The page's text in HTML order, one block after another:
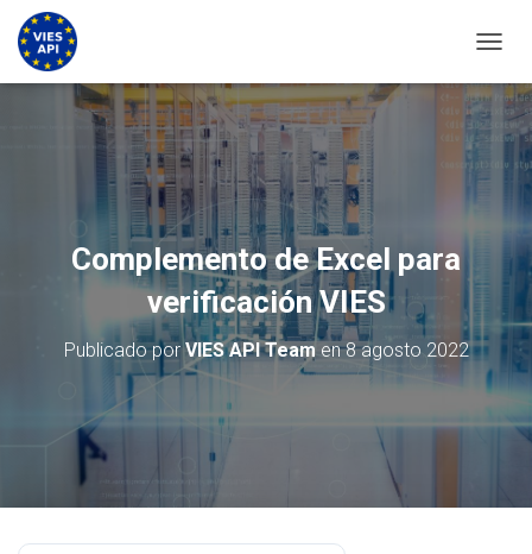
Complemento de Excel para
verificación VIES
Publicado porVIES API Teamen8 agosto 2022